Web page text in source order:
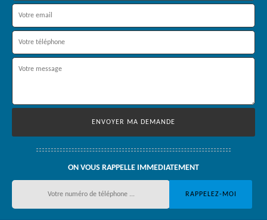
ON VOUS RAPPELLE IMMEDIATEMENT